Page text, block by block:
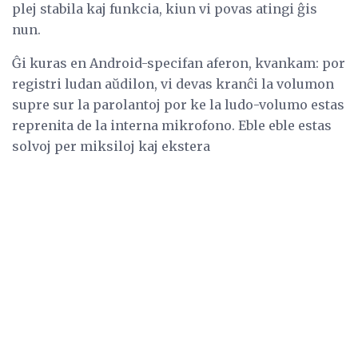
plej stabila kaj funkcia, kiun vi povas atingi ĝis
nun.
Ĝi kuras en Android-specifan aferon, kvankam: por
registri ludan aŭdilon, vi devas kranĉi la volumon
supre sur la parolantoj por ke la ludo-volumo estas
reprenita de la interna mikrofono. Eble eble estas
solvoj per miksiloj kaj ekstera